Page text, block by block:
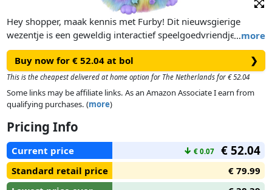
…more
Hey shopper, maak kennis met Furby! Dit nieuwsgierige
wezentje is een geweldig interactief speelgoedvriendje met 5
stemgeactiveerde modi en meer dan 600 zinnen, grapjes,
liedjes en nog zo veel meer om te ontdekken. Vertel Furby
wat je wil doen met deze 5 opdrachten: 'Dance Party', 'Copy
Cat', 'Tell My Fortune', 'Let's Chill' en 'Lightshow'. Furby
reageert ook als je hem knuffelt, tikjes op het hoofd geeft,
Hoe meer ze spelen, hoe meer plezier ze ontgrendelen! Zorg
voor Furby door hem eten te geven en zijn haar te kammen.
Laat hem stralen met de klikkralen en maak modeaccessoires
die kinderen ook kunnen dragen. Elektronische knuffeldieren
voor meisjes en jongens vanaf 6 jaar zijn een geweldig
Buy now for € 52.04 at bol ❯
This is the cheapest delivered at home option for The Netherlands for € 52.04
Some links may be affiliate links. As an Amazon Associate I earn from
qualifying purchases. (more)
Pricing Info
Current price ↓ € 0.07 € 52.04
Standard retail price
€ 79.99